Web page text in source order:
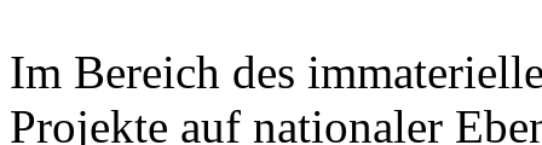
Im Bereich des
Projekte auf nationaler